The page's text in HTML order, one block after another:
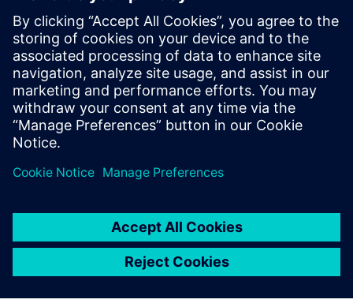
Запустіть myVirtual Machine - Цифровий близнюк
машинної програми
Запит на демонстрацію від TRAK Machine Tools
Передумови